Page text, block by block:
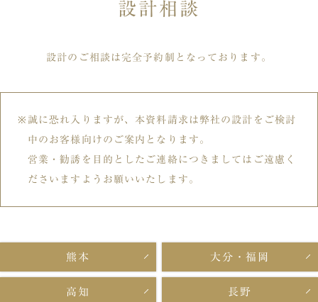
設計相談
設計のご相談は完全予約制となっております。
誠に恐れ入りますが、本資料請求は弊社の設計をご検討
中のお客様向けのご案内となります。
営業・勧誘を目的としたご連絡につきましてはご遠慮く
ださいますようお願いいたします。
熊本 大分・福岡
高知 長野